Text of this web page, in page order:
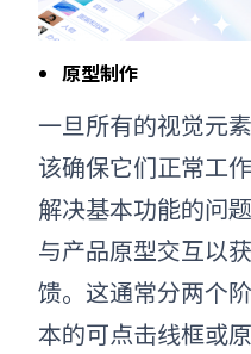
原型制作
一旦所有的视觉元
该确保它们正常工
解决基本功能的问
与产品原型交互以
馈。这通常分两个
本的可点击线框或